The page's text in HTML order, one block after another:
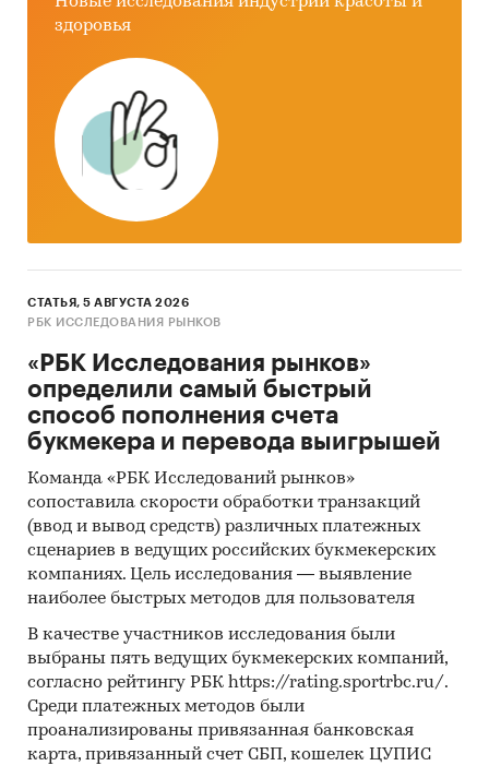
здоровья
СТАТЬЯ, 5 АВГУСТА 2026
РБК ИССЛЕДОВАНИЯ РЫНКОВ
«РБК Исследования рынков»
определили самый быстрый
способ пополнения счета
букмекера и перевода выигрышей
Команда «РБК Исследований рынков»
сопоставила скорости обработки транзакций
(ввод и вывод средств) различных платежных
сценариев в ведущих российских букмекерских
компаниях. Цель исследования — выявление
наиболее быстрых методов для пользователя
В качестве участников исследования были
выбраны пять ведущих букмекерских компаний,
согласно рейтингу РБК https://rating.sportrbc.ru/.
Среди платежных методов были
проанализированы привязанная банковская
карта, привязанный счет СБП, кошелек ЦУПИС